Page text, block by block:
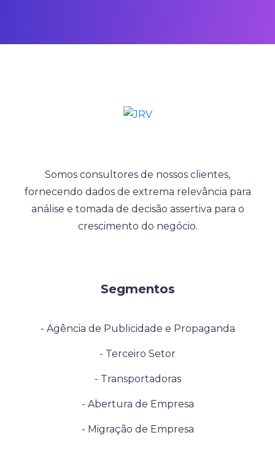
Somos consultores de nossos clientes,
fornecendo dados de extrema relevância para
análise e tomada de decisão assertiva para o
crescimento do negócio.
Segmentos
- Agência de Publicidade e Propaganda
- Terceiro Setor
- Transportadoras
- Abertura de Empresa
- Migração de Empresa